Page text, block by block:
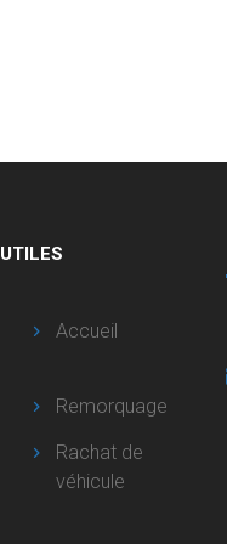
UTILES
Accueil
Remorquage
Rachat de
véhicule